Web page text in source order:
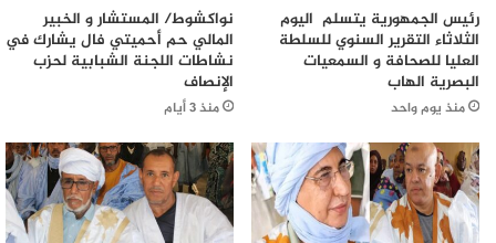
رئيس الجمهورية يتسلم اليوم
الثلاثاء التقرير السنوي للسلطة
العليا للصحافة و السمعيات
البصرية الهاب
منذ يوم واحد
نواكشوط/ المستشار و الخبير
المالي حم أحميتي فال يشارك في
نشاطات اللجنة الشبابية لحزب
الإنصاف
منذ 3 أيام